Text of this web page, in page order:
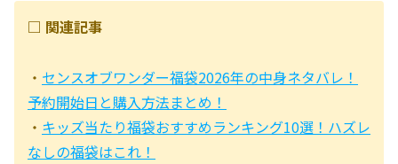
□ 関連記事
・ センスオブワンダー福袋2026年の中身ネタバレ！
予約開始日と購入方法まとめ！
・ キッズ当たり福袋おすすめランキング10選！ハズレ
なしの福袋はこれ！